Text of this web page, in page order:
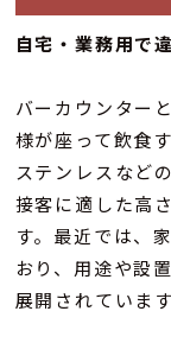
自宅・業務用で
バーカウンター
様が座って飲食
ステンレスなど
接客に適した高
す。最近では、
おり、用途や設
展開されています